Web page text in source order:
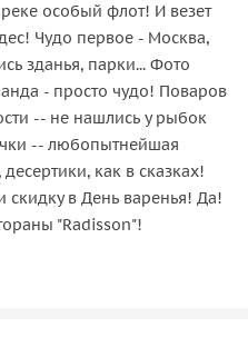
особый флот! И везет
Чудо первое - Москва,
зданья, парки... Фото
- просто чудо! Поваров
-- не нашлись у рыбок
-- любопытнейшая
как в сказках!
скидку в День варенья! Да!
"Radisson"!